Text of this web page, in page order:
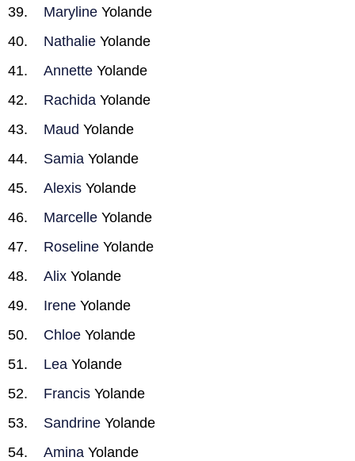
Maryline Yolande
Nathalie Yolande
Annette Yolande
Rachida Yolande
Maud Yolande
Samia Yolande
Alexis Yolande
Marcelle Yolande
Roseline Yolande
Alix Yolande
Irene Yolande
Chloe Yolande
Lea Yolande
Francis Yolande
Sandrine Yolande
Amina Yolande